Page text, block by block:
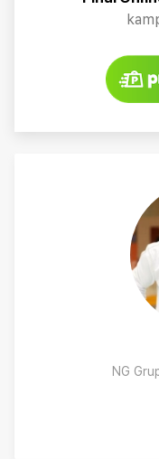
NG